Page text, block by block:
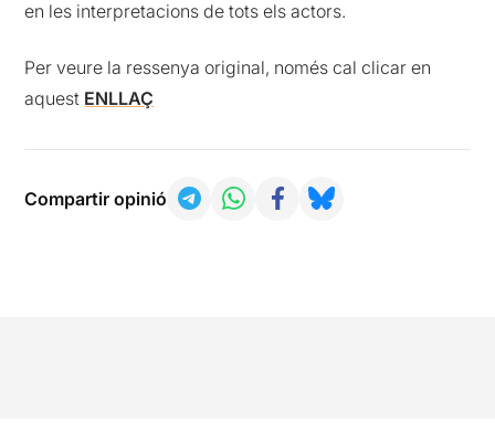
en les interpretacions de tots els actors.
Per veure la ressenya original, només cal clicar en
aquest ENLLAÇ
Compartir opinió